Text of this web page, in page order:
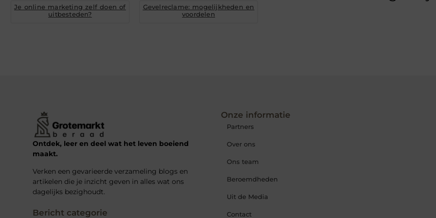
Je online marketing zelf doen of
uitbesteden?
Gevelreclame: mogelijkheden en
voordelen
Ontdek, leer en deel wat het leven boeiend
maakt.
Verken een gevarieerde verzameling blogs en
artikelen die je inzicht geven in alles wat ons
dagelijks bezighoudt.
Bericht categorie
Onze informatie
Partners
Over ons
Ons team
Beroemdheden
Uit de Media
Contact